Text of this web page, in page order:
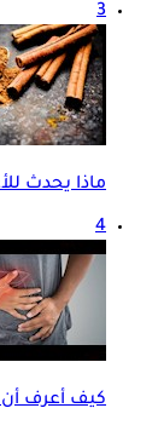
3
ماذا يحدث
4
كيف أعرف أن